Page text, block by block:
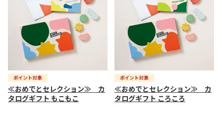
≪おめでとセレクション≫ カ
タログギフト もこもこ
≪おめでとセレクション≫ カ
タログギフト ころころ